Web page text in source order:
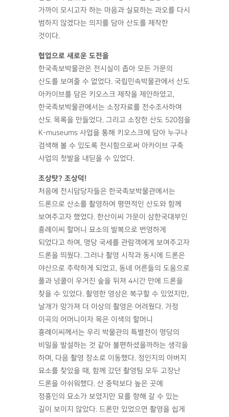
가까이 모시고자 하는 마음과 실묘하는 과오를 다시
범하지 않겠다는 의지를 담아 산도를 제작한
것이다.
협업으로 새로운 도전을
한국족보박물관은 전시실이 좁아 모든 가문의
산도를 보여줄 수 없었다. 국립민속박물관에서 산도
아카이브를 담은 키오스크 제작을 제안하였고,
한국족보박물관에서는 소장자료를 전수조사하여
산도 목록을 만들었다. 그리고 소장한 산도 520점을
K-museums 사업을 통해 키오스크에 담아 누구나
검색해 볼 수 있도록 전시함으로써 아카이브 구축
사업의 첫발을 내딛을 수 있었다.
조상탓? 조상덕!
처음에 전시담당자들은 한국족보박물관에서는
드론으로 산소를 촬영하여 평면적인 산도와 함께
보여주고자 했었다. 한산이씨 가문이 삼한국대부인
흥례이씨 할머니 묘소의 발복으로 번영하게
되었다고 하여, 명당 국세를 관람객에게 보여주고자
드론을 띄웠다. 그러나 촬영 시작과 동시에 드론은
야산으로 추락하게 되었고, 동네 어른들의 도움으로
풀과 넝쿨이 우거진 숲을 뒤져 4시간 만에 드론을
찾을 수 있었다. 촬영한 영상은 복구할 수 있었지만,
날개가 망가져 더 이상의 촬영은 어려웠다. 가정
이곡의 어머니이자 목은 이색의 할머니
흥례이씨께서는 우리 박물관의 특별전이 명당의
비밀을 발설하는 것 같아 불편하셨을까하는 생각을
하며, 다음 촬영 장소로 이동했다. 정인지의 아버지
묘소를 찾았을 때, 함께 갔던 촬영팀 모두 고장난
드론을 아쉬워했다. 산 중턱보다 높은 곳에
정흥인의 묘소가 보였지만 묘를 향해 갈 수 있는
길이 보이지 않았다. 드론만 있었으면 촬영을 쉽게